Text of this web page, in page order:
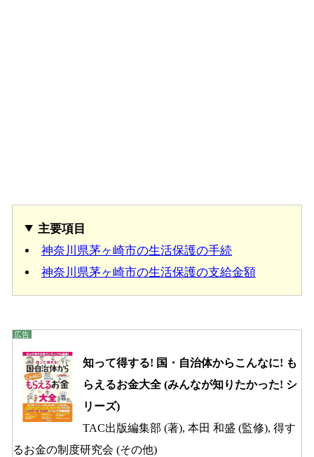
主要項目
神奈川県茅ヶ崎市の生活保護の手続
神奈川県茅ヶ崎市の生活保護の支給金額
知って得する! 国・自治体からこんなに! も
らえるお金大全 (みんなが知りたかった! シ
リーズ)
TAC出版編集部 (著), 本田 和盛 (監修), 得す
るお金の制度研究会 (その他)